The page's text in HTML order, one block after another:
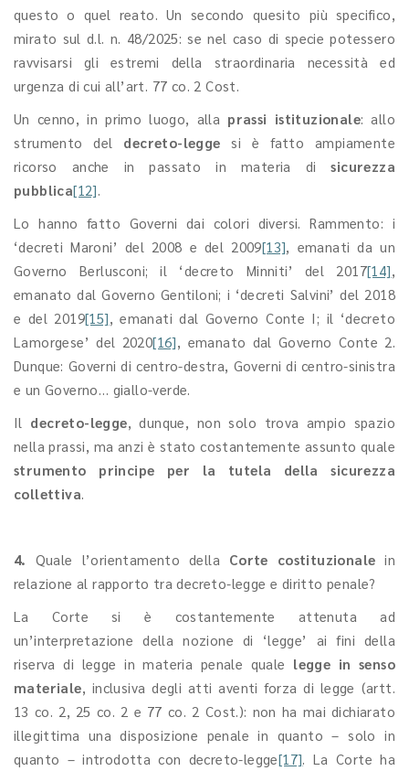
questo o quel reato. Un secondo quesito più specifico,
mirato sul d.l. n. 48/2025: se nel caso di specie potessero
ravvisarsi gli estremi della straordinaria necessità ed
urgenza di cui all’art. 77 co. 2 Cost.
Un cenno, in primo luogo, alla prassi istituzionale: allo
strumento del decreto-legge si è fatto ampiamente
ricorso anche in passato in materia di sicurezza
pubblica[12].
Lo hanno fatto Governi dai colori diversi. Rammento: i
‘decreti Maroni’ del 2008 e del 2009[13], emanati da un
Governo Berlusconi; il ‘decreto Minniti’ del 2017[14],
emanato dal Governo Gentiloni; i ‘decreti Salvini’ del 2018
e del 2019[15], emanati dal Governo Conte I; il ‘decreto
Lamorgese’ del 2020[16], emanato dal Governo Conte 2.
Dunque: Governi di centro-destra, Governi di centro-sinistra
e un Governo… giallo-verde.
Il decreto-legge, dunque, non solo trova ampio spazio
nella prassi, ma anzi è stato costantemente assunto quale
strumento principe per la tutela della sicurezza
collettiva.
4. Quale l’orientamento della Corte costituzionale in
relazione al rapporto tra decreto-legge e diritto penale?
La Corte si è costantemente attenuta ad
un’interpretazione della nozione di ‘legge’ ai fini della
riserva di legge in materia penale quale legge in senso
materiale, inclusiva degli atti aventi forza di legge (artt.
13 co. 2, 25 co. 2 e 77 co. 2 Cost.): non ha mai dichiarato
illegittima una disposizione penale in quanto – solo in
quanto – introdotta con decreto-legge[17]. La Corte ha